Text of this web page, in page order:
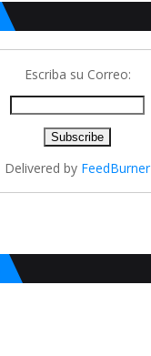
Escriba su Correo:
Delivered by FeedBurner